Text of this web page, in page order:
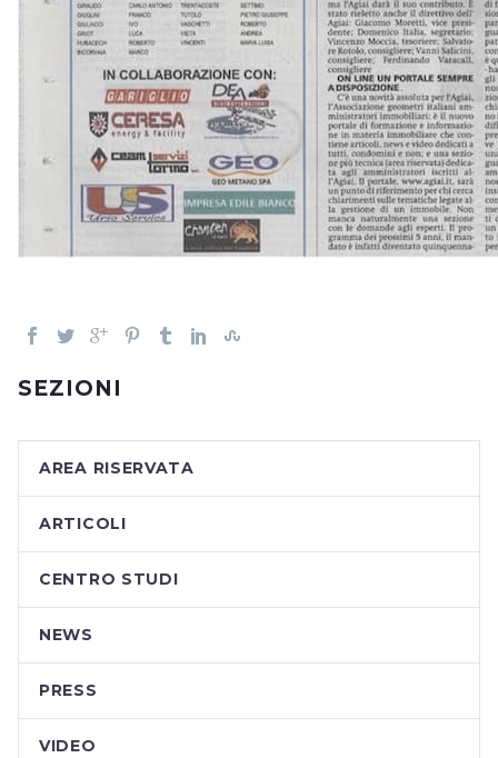
SEZIONI
AREA RISERVATA
ARTICOLI
CENTRO STUDI
NEWS
PRESS
VIDEO